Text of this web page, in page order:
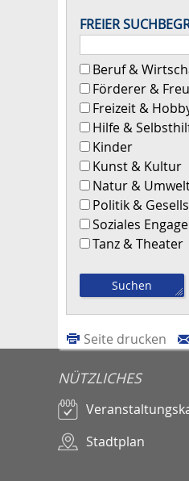
FREIER
Beruf &
Förderer &
Freizeit &
Hilfe &
Kinder
Kunst & Kultur
Natur &
Politik &
Soziales
Tanz & Theater
Seite drucken
NÜTZLICHES
Stadtplan